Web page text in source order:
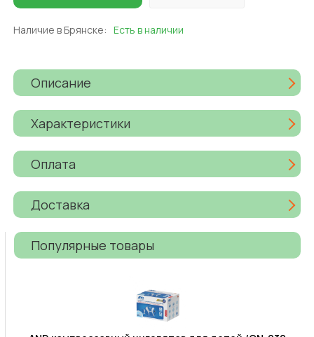
Наличие в Брянске: Есть в наличии
Описание
Характеристики
Оплата
Доставка
Популярные товары